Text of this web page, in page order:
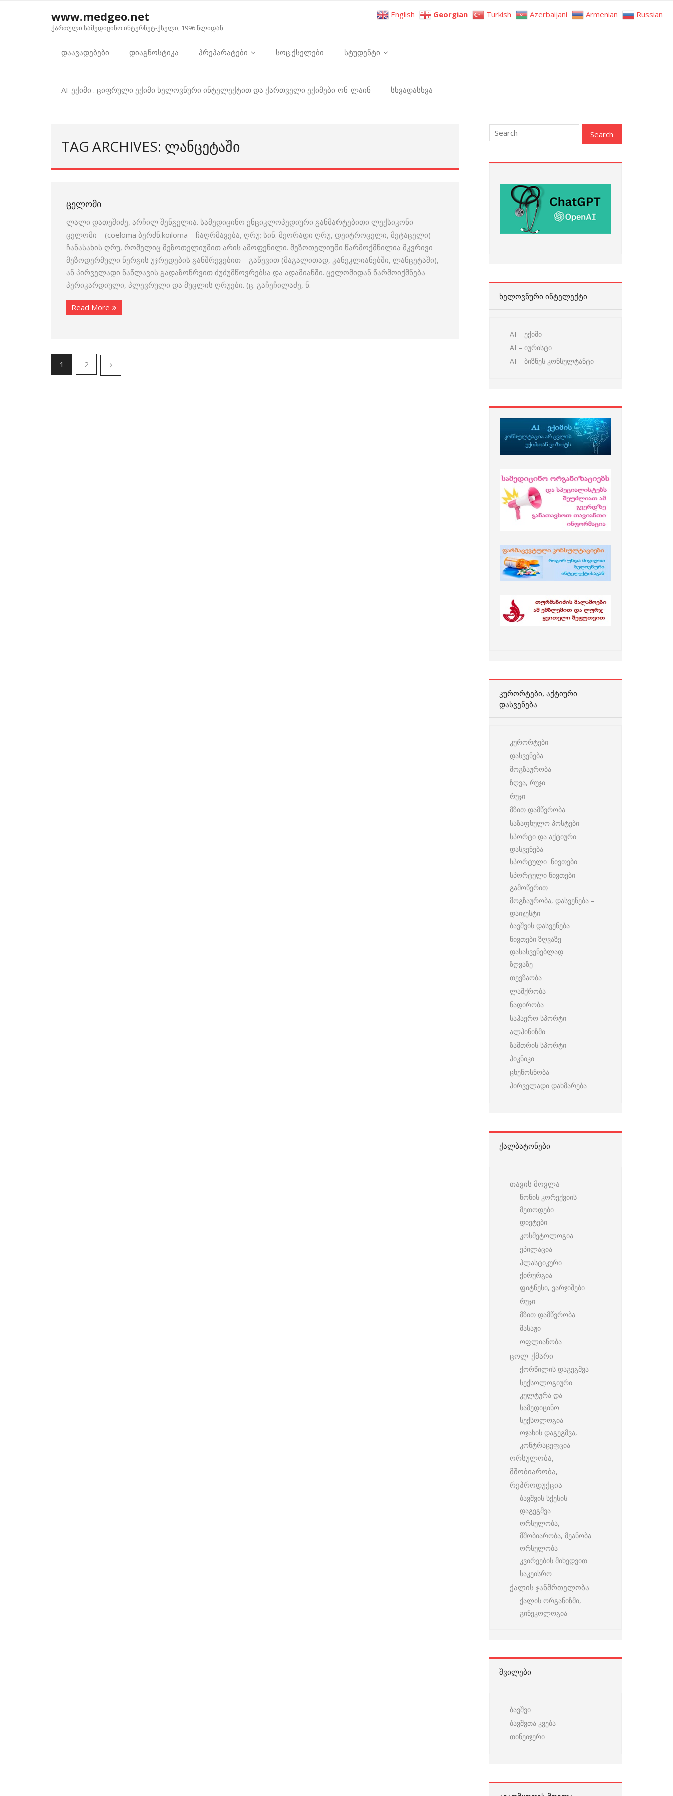
www.medgeo.net
ქართული სამედიცინო ინტერნეტ-ქსელი, 1996 წლიდან
დაავადებები დიაგნოსტიკა პრეპარატები სოც.ქსელები სტუდენტი
AI-ექიმი . ციფრული ექიმი ხელოვნური ინტელექტით და ქართველი ექიმები ონ-ლაინ სხვადასხვა
TAG ARCHIVES: ᲚᲐᲜᲪᲔᲢᲐᲨᲘ
ᲪᲔᲚᲝᲛᲘ
ლალი დათეშიძე, არჩილ შენგელია. სამედიცინო ენციკლოპედიური განმარტებითი ლექსიკონი
ცელომი – (coeloma ბერძნ.koiloma – ჩაღრმავება, ღრუ; სინ. მეორადი ღრუ, დეიტროცელი, მეტაცელი)
ჩანასახის ღრუ, რომელიც მეზოთელიუმით არის ამოფენილი. მეზოთელიუმი წარმოქმნილია მკვრივი
მეზოდერმული ნერგის უჯრედების განშრევებით – გაწევით (მაგალითად, კანეკლიანებში, ლანცეტაში),
ან პირველადი ნაწლავის გადაზონრვით ძუძუმწოვრებსა და ადამიანში. ცელომიდან წარმოიქმნება
პერიკარდიული, პლევრული და მუცლის ღრუები. (ც. გაჩეჩილაძე, ნ.
Read More
1 2
ᲮᲔᲚᲝᲕᲜᲣᲠᲘ ᲘᲜᲢᲔᲚᲔᲥᲢᲘ
AI – ექიმი
AI – იურისტი
AI – ბიზნეს კონსულტანტი
ᲙᲣᲠᲝᲠᲢᲔᲑᲘ, ᲐᲥᲢᲘᲣᲠᲘ
ᲓᲐᲡᲕᲔᲜᲔᲑᲐ
კურორტები
დასვენება
მოგზაურობა
ზღვა, რუჯი
რუჯი
მზით დამწვრობა
საზაფხულო პოსტები
სპორტი და აქტიური
დასვენება
სპორტული ნივთები
სპორტული ნივთები
გამოწერით
მოგზაურობა, დასვენება –
დაიჯესტი
ბავშვის დასვენება
ნივთები ზღვაზე
დასასვენებლად
ზღვაზე
თევზაობა
ლაშქრობა
ნადირობა
საჰაერო სპორტი
ალპინიზმი
ზამთრის სპორტი
პიკნიკი
ცხენოსნობა
პირველადი დახმარება
ᲥᲐᲚᲑᲐᲢᲝᲜᲔᲑᲘ
თავის მოვლა
წონის კორექვიის
მეთოდები
დიეტები
კოსმეტოლოგია
ეპილაცია
პლასტიკური
ქირურგია
ფიტნესი, ვარჯიშები
რუჯი
მზით დამწვრობა
მასაჟი
ოფლიანობა
ცოლ-ქმარი
ქორწილის დაგეგმვა
სექსოლოგიური
კულტურა და
სამედიცინო
სექსოლოგია
ოჯახის დაგეგმვა,
კონტრაცეფცია
ორსულობა,
მშობიარობა,
რეპროდუქცია
ბავშვის სქესის
დაგეგმვა
ორსულობა,
მშობიარობა, მეანობა
ორსულობა
კვირეების მიხედვით
საკეისრო
ქალის ჯანმრთელობა
ქალის ორგანიზმი,
გინეკოლოგია
ᲨᲕᲘᲚᲔᲑᲘ
ბავშვი
ბავშვთა კვება
თინეიჯერი
English Georgian Turkish Azerbaijani Armenian Russian